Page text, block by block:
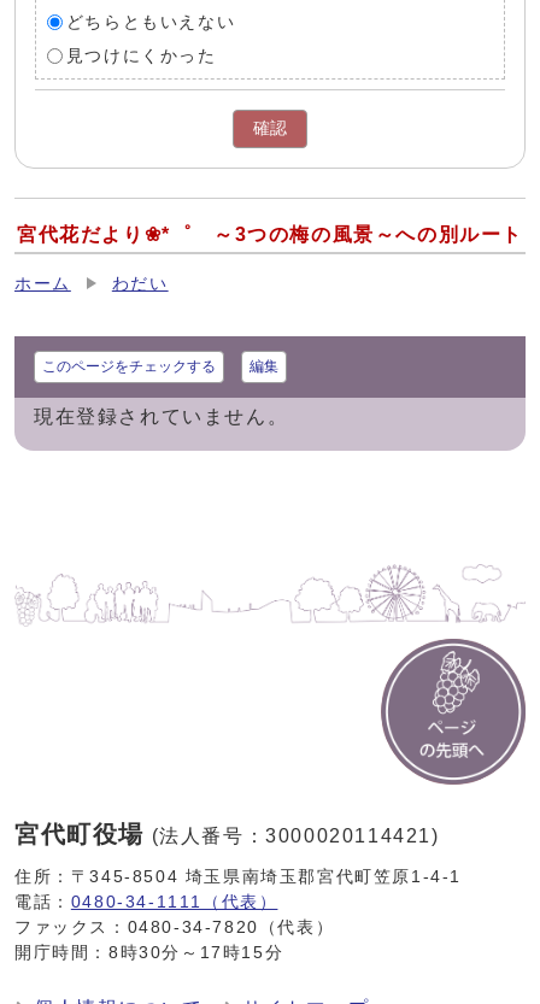
どちらともいえない
見つけにくかった
確認
宮代花だより❀*゜ ～3つの梅の風景～への別ルート
ホーム わだい
このページをチェックする 編集
現在登録されていません。
宮代町役場 (法人番号：3000020114421)
住所：〒345-8504 埼玉県南埼玉郡宮代町笠原1-4-1
電話： 0480-34-1111（代表）
ファックス：0480-34-7820（代表）
開庁時間：8時30分～17時15分